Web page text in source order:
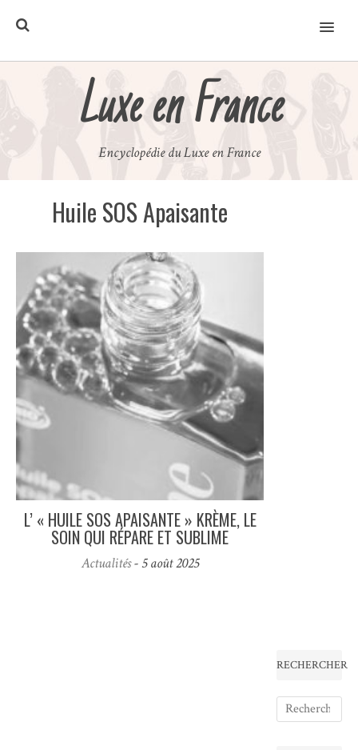
MENU
Luxe en France
Encyclopédie du Luxe en France
Huile SOS Apaisante
L’ « HUILE SOS APAISANTE » KRÈME, LE
SOIN QUI RÉPARE ET SUBLIME
Actualités- 5 août 2025
RECHERCHER